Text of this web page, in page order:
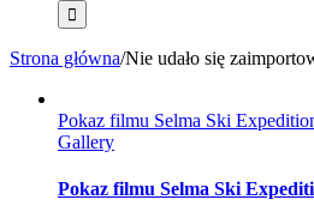
Strona główna/Nie udało się
Pokaz filmu Selma Ski
Gallery
Pokaz filmu Selma Ski